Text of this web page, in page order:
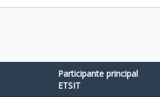
Participante principal
ETSIT